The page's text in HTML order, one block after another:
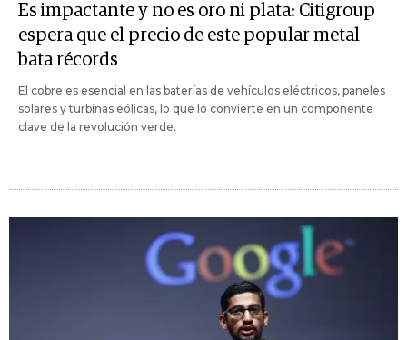
Es impactante y no es oro ni plata: Citigroup
espera que el precio de este popular metal
bata récords
El cobre es esencial en las baterías de vehículos eléctricos, paneles
solares y turbinas eólicas, lo que lo convierte en un componente
clave de la revolución verde.